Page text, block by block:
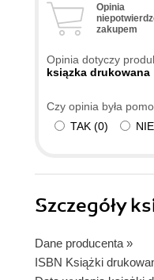
Opinia
zakupem
Opinia dotyczy
ksiązka drukowana
Czy opinia była
TAK (0) NIE
Szczegóły
Dane producenta »
ISBN Książki